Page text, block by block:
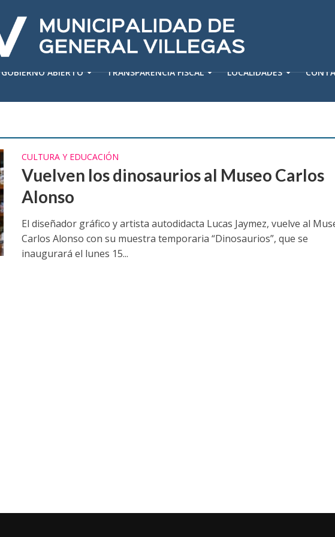
GOBIERNO ABIERTO TRANSPARENCIA FISCAL LOCALIDADES
CULTURA Y EDUCACIÓN
Vuelven los dinosaurios al Museo Carlos
Alonso
El diseñador gráfico y artista autodidacta Lucas Jaymez, vuelve al
Carlos Alonso con su muestra temporaria “Dinosaurios”, que se
inaugurará el lunes 15...